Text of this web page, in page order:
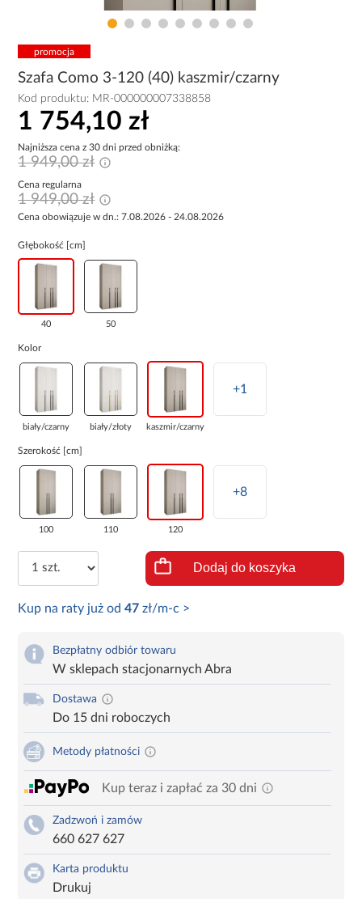
promocja
Szafa Como 3-120 (40) kaszmir/czarny
Kod produktu: MR-000000007338858
1 754,10 zł
Najniższa cena z 30 dni przed obniżką:
1 949,00 zł
Cena regularna
1 949,00 zł
Cena obowiązuje w dn.: 7.08.2026 - 24.08.2026
Głębokość [cm]
40 50
Kolor
biały/czarny biały/złoty kaszmir/czarny
+1
Szerokość [cm]
100 110 120
+8
Dodaj do koszyka
Kup na raty już od47 zł/m-c >
Bezpłatny odbiór towaru
W sklepach stacjonarnych Abra
Dostawa
Do 15 dni roboczych
Metody płatności
Kup teraz i zapłać za 30 dni
Zadzwoń i zamów
660 627 627
Karta produktu
Drukuj